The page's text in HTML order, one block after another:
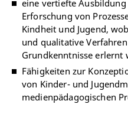
eine vertiefte
Erforschung von
Kindheit und Jugend,
und qualitative
Grundkenntnisse erlernt
Fähigkeiten zur
von Kinder- und
medienpädagogischen